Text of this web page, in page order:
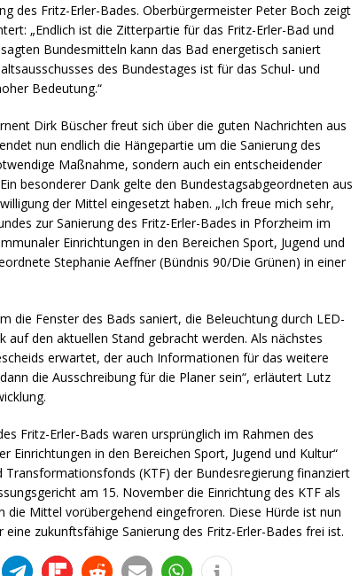
des Fritz-Erler-Bades. Oberbürgermeister Peter Boch zeigt
„Endlich ist die Zitterpartie für das Fritz-Erler-Bad und
Bundesmitteln kann das Bad energetisch saniert
des Bundestages ist für das Schul- und
Bedeutung.“
Dirk Büscher freut sich über die guten Nachrichten aus
nun endlich die Hängepartie um die Sanierung des
Maßnahme, sondern auch ein entscheidender
besonderer Dank gelte den Bundestagsabgeordneten aus
der Mittel eingesetzt haben. „Ich freue mich sehr,
zur Sanierung des Fritz-Erler-Bades in Pforzheim im
Einrichtungen in den Bereichen Sport, Jugend und
Stephanie Aeffner (Bündnis 90/Die Grünen) in einer
die Fenster des Bads saniert, die Beleuchtung durch LED-
auf den aktuellen Stand gebracht werden. Als nächstes
erwartet, der auch Informationen für das weitere
die Ausschreibung für die Planer sein“, erläutert Lutz
Fritz-Erler-Bads waren ursprünglich im Rahmen des
Einrichtungen in den Bereichen Sport, Jugend und Kultur“
(KTF) der Bundesregierung finanziert
am 15. November die Einrichtung des KTF als
Mittel vorübergehend eingefroren. Diese Hürde ist nun
zukunftsfähige Sanierung des Fritz-Erler-Bades frei ist.